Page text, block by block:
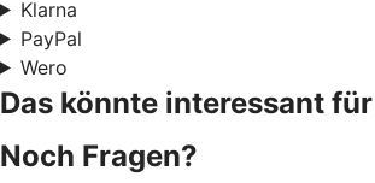
Klarna
PayPal
Wero
Das könnte interessant
Noch Fragen?